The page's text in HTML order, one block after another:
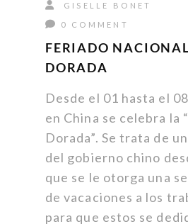
GISELLE BONET
0 COMMENT
FERIADO
DORADA
Desde el 01 hasta el
en China se celebra la
Dorada”. Se trata de
del gobierno chino
que se le otorga una
de vacaciones a los
para que estos se